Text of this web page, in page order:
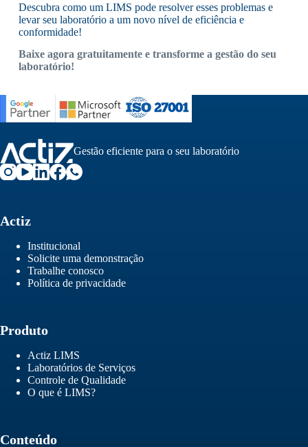
Descubra como um LIMS pode resolver esses problemas e
levar seu laboratório a um novo nível de eficiência e
conformidade!
Baixe agora gratuitamente e transforme a gestão do seu
laboratório!
Gestão eficiente para o seu laboratório
Actiz
Institucional
Solicite uma demonstração
Trabalhe conosco
Política de privacidade
Produto
Actiz LIMS
Laboratórios de Serviços
Controle de Qualidade
O que é LIMS?
Conteúdo